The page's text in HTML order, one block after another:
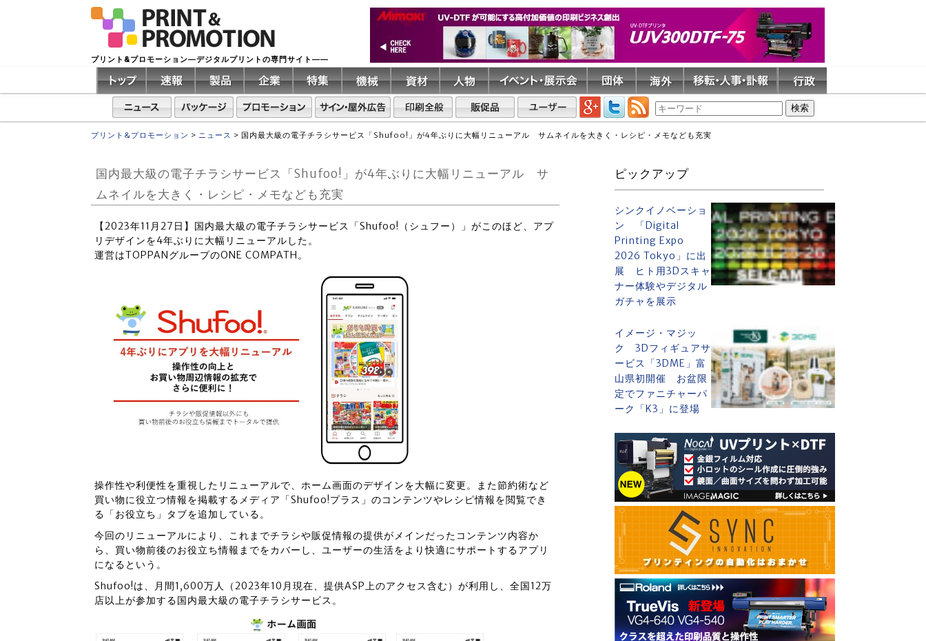
プリント&プロモーション―デジタルプリントの専門サイト――
プリント&プロモーション > ニュース > 国内最大級の電子チラシサービス「Shufoo!」が4年ぶりに大幅リニューアル サムネイルを大きく・レシピ・メモなども充実
国内最大級の電子チラシサービス「Shufoo!」が4年ぶりに大幅リニューアル サ
ムネイルを大きく・レシピ・メモなども充実
【2023年11月27日】国内最大級の電子チラシサービス「Shufoo!（シュフー）」がこのほど、アプ
リデザインを4年ぶりに大幅リニューアルした。
運営はTOPPANグループのONE COMPATH。
操作性や利便性を重視したリニューアルで、ホーム画面のデザインを大幅に変更。また節約術など
買い物に役立つ情報を掲載するメディア「Shufoo!プラス」のコンテンツやレシピ情報を閲覧でき
る「お役立ち」タブを追加している。
今回のリニューアルにより、これまでチラシや販促情報の提供がメインだったコンテンツ内容か
ら、買い物前後のお役立ち情報までをカバーし、ユーザーの生活をより快適にサポートするアプリ
になるという。
Shufoo!は、月間1,600万人（2023年10月現在、提供ASP上のアクセス含む）が利用し、全国12万
店以上が参加する国内最大級の電子チラシサービス。
ピックアップ
シンクイノベーショ
ン 「Digital
Printing Expo
2026 Tokyo」に出
展 ヒト用3Dスキャ
ナー体験やデジタル
ガチャを展示
イメージ・マジッ
ク 3Dフィギュアサ
ービス「3DME」富
山県初開催 お盆限
定でファニチャーパ
ーク「K3」に登場